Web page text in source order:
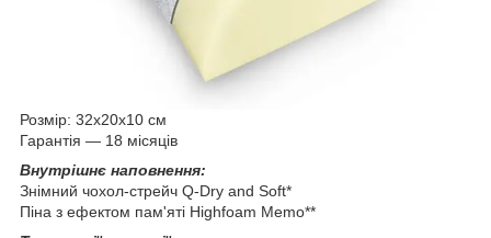
Розмір: 32х20х10 см
Гарантія — 18 місяців
Внутрішнє наповнення:
Знімний чохол-стрейч Q-Dry and Soft*
Піна з ефектом пам'яті Highfoam Memo**